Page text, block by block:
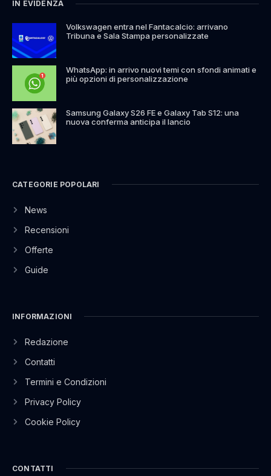
IN EVIDENZA
Volkswagen entra nel Fantacalcio: arrivano
Tribuna e Sala Stampa personalizzate
WhatsApp: in arrivo nuovi temi con sfondi animati e
più opzioni di personalizzazione
Samsung Galaxy S26 FE e Galaxy Tab S12: una
nuova conferma anticipa il lancio
CATEGORIE POPOLARI
News
Recensioni
Offerte
Guide
INFORMAZIONI
Redazione
Contatti
Termini e Condizioni
Privacy Policy
Cookie Policy
CONTATTI